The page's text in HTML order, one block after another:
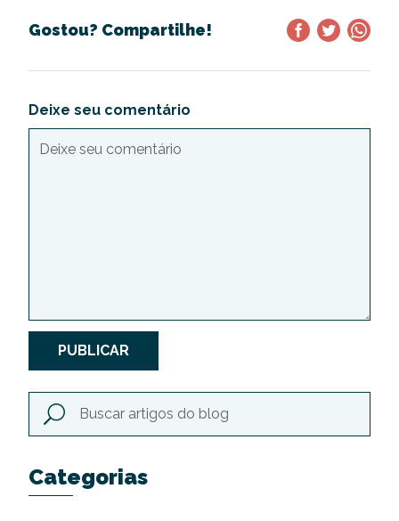
Gostou? Compartilhe!
Deixe seu comentário
PUBLICAR
Categorias